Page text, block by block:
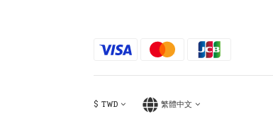
$ TWD 繁體中文